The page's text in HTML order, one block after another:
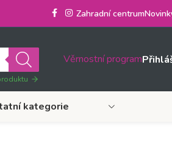
Zahradní centrum
Věrnostní program
kategorie